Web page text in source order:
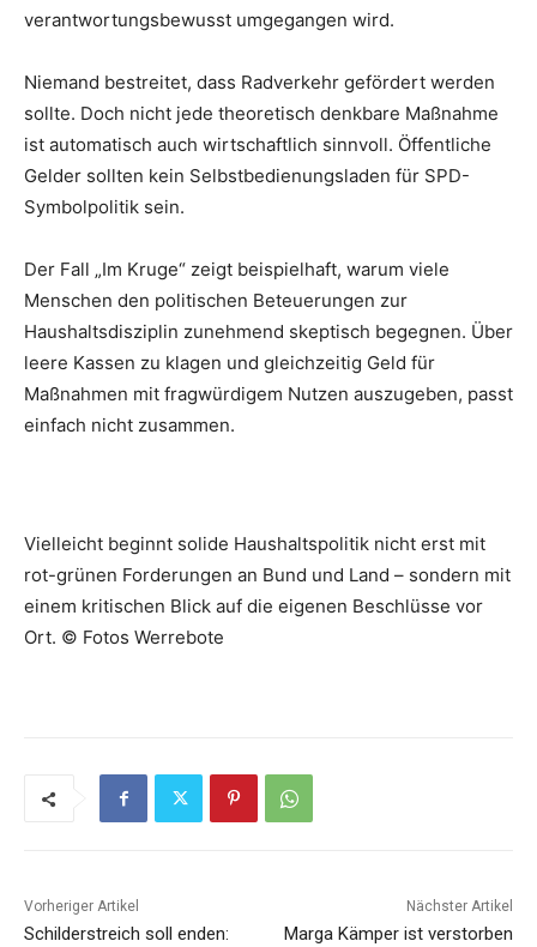
verantwortungsbewusst umgegangen wird.
Niemand bestreitet, dass Radverkehr gefördert werden
sollte. Doch nicht jede theoretisch denkbare Maßnahme
ist automatisch auch wirtschaftlich sinnvoll. Öffentliche
Gelder sollten kein Selbstbedienungsladen für SPD-
Symbolpolitik sein.
Der Fall „Im Kruge“ zeigt beispielhaft, warum viele
Menschen den politischen Beteuerungen zur
Haushaltsdisziplin zunehmend skeptisch begegnen. Über
leere Kassen zu klagen und gleichzeitig Geld für
Maßnahmen mit fragwürdigem Nutzen auszugeben, passt
einfach nicht zusammen.
Vielleicht beginnt solide Haushaltspolitik nicht erst mit
rot-grünen Forderungen an Bund und Land – sondern mit
einem kritischen Blick auf die eigenen Beschlüsse vor
Ort. © Fotos Werrebote
Vorheriger Artikel
Schilderstreich soll enden:
Nächster Artikel
Marga Kämper ist verstorben